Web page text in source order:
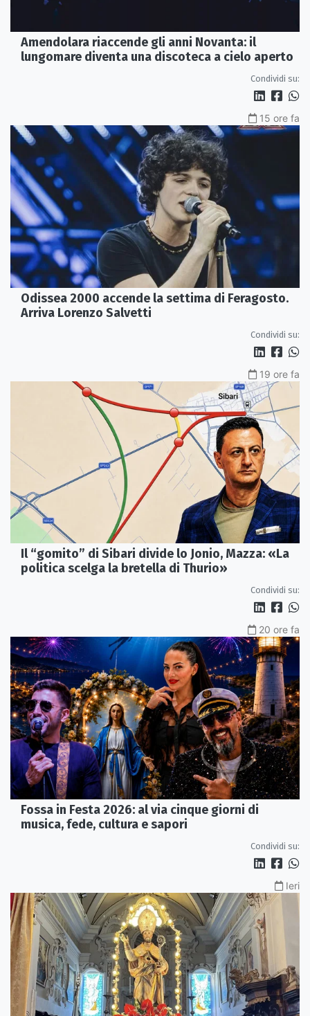
Amendolara riaccende gli anni Novanta: il
lungomare diventa una discoteca a cielo aperto
Condividi su:
15 ore fa
Odissea 2000 accende la settima di Feragosto.
Arriva Lorenzo Salvetti
Condividi su:
19 ore fa
Il “gomito” di Sibari divide lo Jonio, Mazza: «La
politica scelga la bretella di Thurio»
Condividi su:
20 ore fa
Fossa in Festa 2026: al via cinque giorni di
musica, fede, cultura e sapori
Condividi su:
Ieri